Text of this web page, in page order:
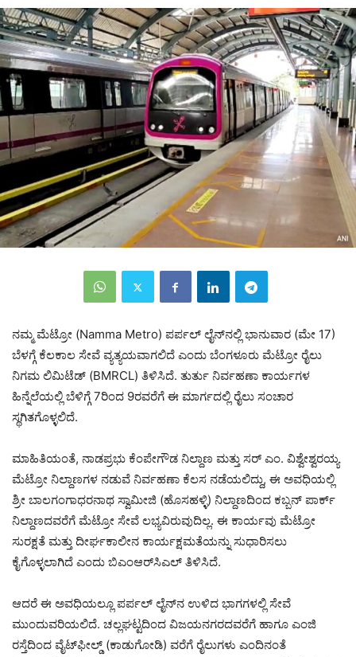
ನಮ್ಮ ಮೆಟ್ರೋ (Namma Metro) ಪರ್ಪಲ್ ಲೈನ್‌ನಲ್ಲಿ ಭಾನುವಾರ (ಮೇ 17)
ಬೆಳಗ್ಗೆ ಕೆಲಕಾಲ ಸೇವೆ ವ್ಯತ್ಯಯವಾಗಲಿದೆ ಎಂದು ಬೆಂಗಳೂರು ಮೆಟ್ರೋ ರೈಲು
ನಿಗಮ ಲಿಮಿಟೆಡ್ (BMRCL) ತಿಳಿಸಿದೆ. ತುರ್ತು ನಿರ್ವಹಣಾ ಕಾರ್ಯಗಳ
ಹಿನ್ನೆಲೆಯಲ್ಲಿ ಬೆಳಿಗ್ಗೆ 7ರಿಂದ 9ರವರೆಗೆ ಈ ಮಾರ್ಗದಲ್ಲಿ ರೈಲು ಸಂಚಾರ
ಸ್ಥಗಿತಗೊಳ್ಳಲಿದೆ.
ಮಾಹಿತಿಯಂತೆ, ನಾಡಪ್ರಭು ಕೆಂಪೇಗೌಡ ನಿಲ್ದಾಣ ಮತ್ತು ಸರ್ ಎಂ. ವಿಶ್ವೇಶ್ವರಯ್ಯ
ಮೆಟ್ರೋ ನಿಲ್ದಾಣಗಳ ನಡುವೆ ನಿರ್ವಹಣಾ ಕೆಲಸ ನಡೆಯಲಿದ್ದು, ಈ ಅವಧಿಯಲ್ಲಿ
ಶ್ರೀ ಬಾಲಗಂಗಾಧರನಾಥ ಸ್ವಾಮೀಜಿ (ಹೊಸಹಳ್ಳಿ) ನಿಲ್ದಾಣದಿಂದ ಕಬ್ಬನ್ ಪಾರ್ಕ್
ನಿಲ್ದಾಣದವರೆಗೆ ಮೆಟ್ರೋ ಸೇವೆ ಲಭ್ಯವಿರುವುದಿಲ್ಲ. ಈ ಕಾರ್ಯವು ಮೆಟ್ರೋ
ಸುರಕ್ಷತೆ ಮತ್ತು ದೀರ್ಘಕಾಲೀನ ಕಾರ್ಯಕ್ಷಮತೆಯನ್ನು ಸುಧಾರಿಸಲು
ಕೈಗೊಳ್ಳಲಾಗಿದೆ ಎಂದು ಬಿಎಂಆರ್‌ಸಿಎಲ್ ತಿಳಿಸಿದೆ.
ಆದರೆ ಈ ಅವಧಿಯಲ್ಲೂ ಪರ್ಪಲ್ ಲೈನ್‌ನ ಉಳಿದ ಭಾಗಗಳಲ್ಲಿ ಸೇವೆ
ಮುಂದುವರಿಯಲಿದೆ. ಚಲ್ಲಘಟ್ಟದಿಂದ ವಿಜಯನಗರದವರೆಗೆ ಹಾಗೂ ಎಂಜಿ
ರಸ್ತೆದಿಂದ ವೈಟ್‌ಫೀಲ್ಡ್ (ಕಾಡುಗೋಡಿ) ವರೆಗೆ ರೈಲುಗಳು ಎಂದಿನಂತೆ